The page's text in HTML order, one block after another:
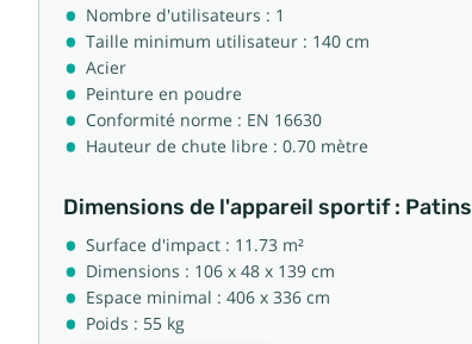
Nombre d'utilisateurs : 1
Taille minimum utilisateur : 140 cm
Acier
Peinture en poudre
Conformité norme : EN 16630
Hauteur de chute libre : 0.70 mètre
Dimensions de l'appareil sportif : Patins
Surface d'impact : 11.73 m²
Dimensions : 106 x 48 x 139 cm
Espace minimal : 406 x 336 cm
Poids : 55 kg